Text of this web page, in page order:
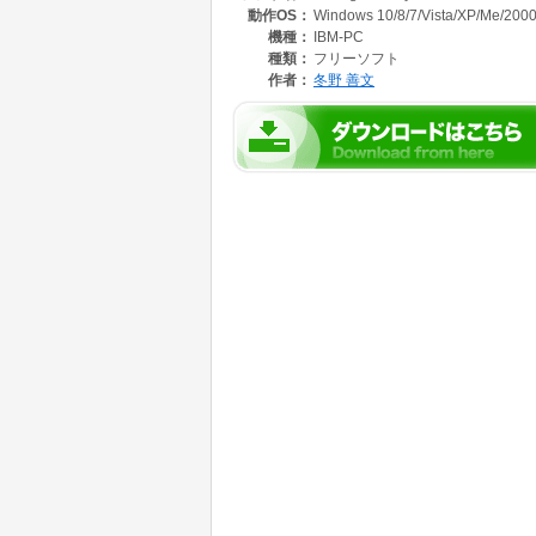
ディレクトリ以下のファイルも再帰的に処理
レジストリは使用しません。
USBメモリなどに入れて持ち運びできるポー
動作OS： Windows 10/8/7/Vista/XP/Me/
機種：
IBM-PC
種類： フリーソフト
作者： 冬野 善文